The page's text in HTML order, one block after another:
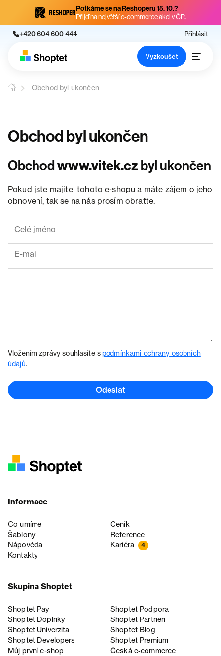
Potkáme se na Reshoperu 15. 10.?
Přijď na největší e-commerce akci v ČR.
+420 604 600 444 Přihlásit
Vyzkoušet
Obchod byl ukončen
Obchod byl ukončen
Obchodwww.vitek.cz byl ukončen
Pokud jste majitel tohoto e-shopu a máte zájem o jeho
obnovení, tak se na nás prosím obraťte.
Vložením zprávy souhlasíte spodmínkami ochrany osobních
údajů.
Odeslat
Informace
Co umíme
Ceník
Šablony
Reference
Nápověda
Kariéra 4
Kontakty
Skupina Shoptet
Shoptet Pay
Shoptet Podpora
Shoptet Doplňky
Shoptet Partneři
Shoptet Univerzita
Shoptet Blog
Shoptet Developers
Shoptet Premium
Můj první e-shop
Česká e‑commerce